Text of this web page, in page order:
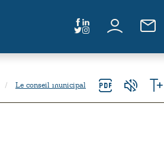
Suivez
!
Le conseil municipal